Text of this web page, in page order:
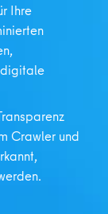
Ihre
Crawler und